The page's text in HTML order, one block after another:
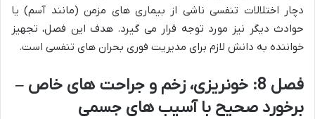
دچار اختلالات تنفسی ناشی از بیماری های مزمن (مانند آسم) یا
حوادث دیگر نیز مورد توجه قرار می گیرد. هدف این فصل، تجهیز
خواننده به دانش لازم برای مدیریت فوری بحران های تنفسی است.
فصل 8: خونریزی، زخم و جراحت های خاص –
برخورد صحیح با آسیب های جسمی